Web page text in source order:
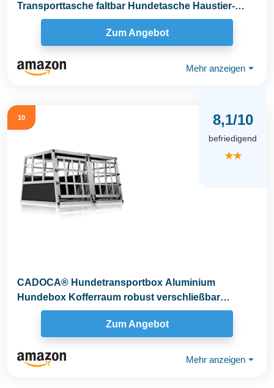
Transporttasche faltbar Hundetasche Haustier-
Transport Atmungsaktiv...
Zum Angebot
Mehr anzeigen ⏷
10 8,1/10
befriedigend
★★
CADOCA® Hundetransportbox Aluminium
Hundebox Kofferraum robust verschließbar
trapezförmig XL...
Zum Angebot
Mehr anzeigen ⏷